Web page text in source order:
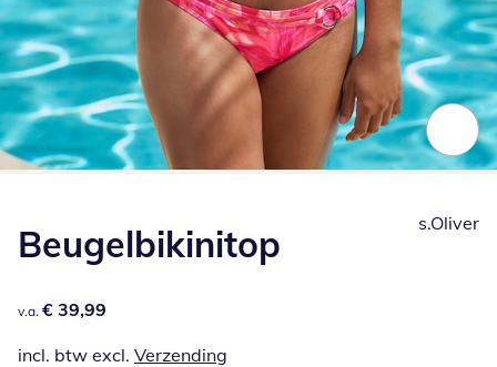
Beugelbikinitop
€ 39,99
v.a. € 39,99
incl. btw excl. Verzending
s.Oliver